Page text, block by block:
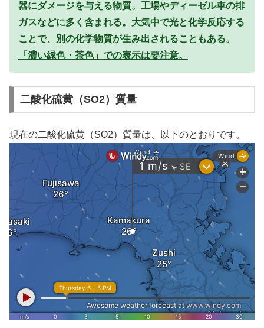
器にダメージを与える物質。工場やディーゼル車の排
ガスなどに多く含まれる。大気中で光と化学反応する
ことで、別の化学物質が生み出されることもある。
「濃い緑色・茶色」での表示は要注意。
二酸化硫黄（SO2）質量
現在の二酸化硫黄（SO2）質量は、以下のとおりです。